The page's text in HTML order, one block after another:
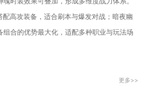
高攻装备，适合刷本与爆发对战；暗夜幽
合的优势最大化，适配多种职业与玩法场
更多>>